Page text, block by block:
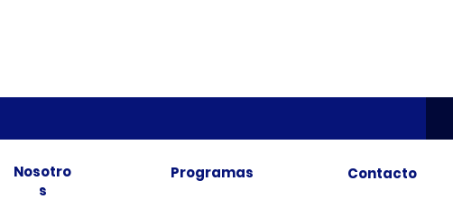
Nosotro
s
Programas Contacto